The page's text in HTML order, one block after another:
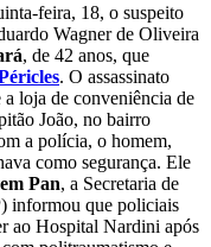
feira, 18, o suspeito
Wagner de Oliveira
, de 42 anos, que
. O assassinato
loja de conveniência de
João, no bairro
a polícia, o homem,
como segurança. Ele
Pan, a Secretaria de
informou que policiais
ao Hospital Nardini após